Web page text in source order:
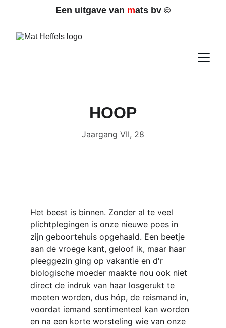
Een uitgave van mats bv ©
HOOP
Jaargang VII, 28
Het beest is binnen. Zonder al te veel
plichtplegingen is onze nieuwe poes in
zijn geboortehuis opgehaald. Een beetje
aan de vroege kant, geloof ik, maar haar
pleeggezin ging op vakantie en d'r
biologische moeder maakte nou ook niet
direct de indruk van haar losgerukt te
moeten worden, dus hóp, de reismand in,
voordat iemand sentimenteel kan worden
en na een korte worsteling wie van onze